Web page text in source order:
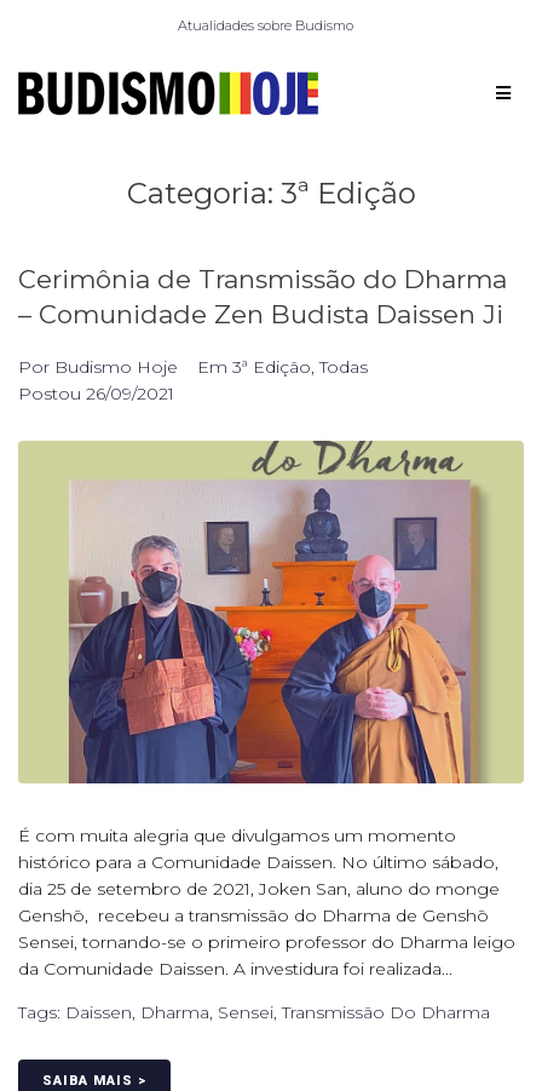
Atualidades sobre Budismo
Categoria: 3ª Edição
Cerimônia de Transmissão do Dharma
– Comunidade Zen Budista Daissen Ji
Por Budismo Hoje Em 3ª Edição,Todas
Postou 26/09/2021
É com muita alegria que divulgamos um momento
histórico para a Comunidade Daissen. No último sábado,
dia 25 de setembro de 2021, Joken San, aluno do monge
Genshō, recebeu a transmissão do Dharma de Genshō
Sensei, tornando-se o primeiro professor do Dharma leigo
da Comunidade Daissen. A investidura foi realizada...
Tags: Daissen, Dharma, Sensei,Transmissão Do Dharma
SAIBA MAIS >